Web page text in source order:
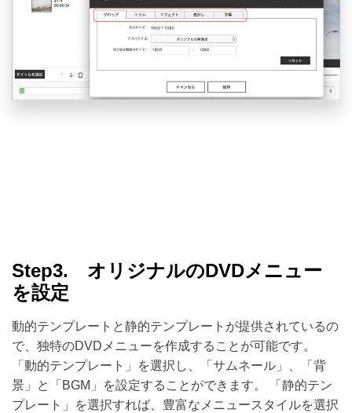
Step3. オリジナルのDVDメニュー
を設定
動的テンプレートと静的テンプレートが提供されているの
で、独特のDVDメニューを作成することが可能です。
「動的テンプレート」を選択し、「サムネール」、「背
景」と「BGM」を設定することができます。 「静的テン
プレート」を選択すれば、豊富なメニュースタイルを選択